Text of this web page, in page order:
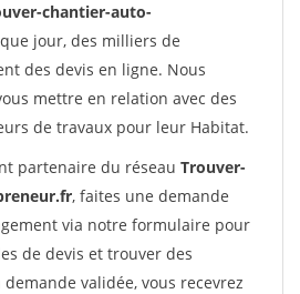
chantier-auto-
jour, des milliers de
des devis en ligne. Nous
mettre en relation avec des
de travaux pour leur Habitat.
partenaire du réseau Trouver-
, faites une demande
via notre formulaire pour
de devis et trouver des
validée, vous recevrez